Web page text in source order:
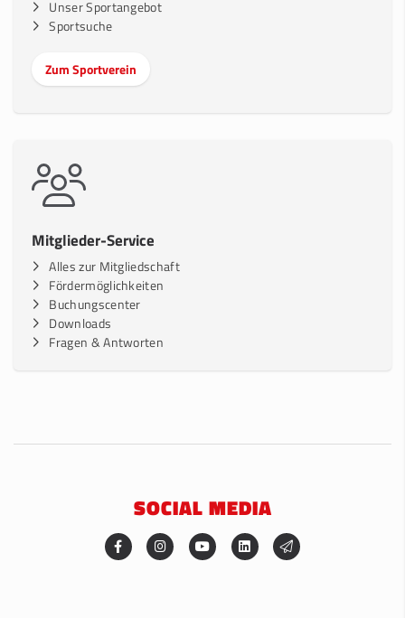
Unser Sportangebot
Sportsuche
Zum Sportverein
Mitglieder-Service
Alles zur Mitgliedschaft
Fördermöglichkeiten
Buchungscenter
Downloads
Fragen & Antworten
SOCIAL MEDIA